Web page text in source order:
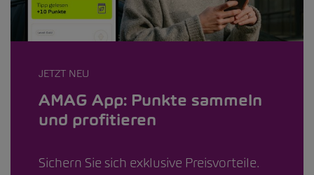
JETZT NEU
AMAG App: Punkte sammeln
und profitieren
Sichern Sie sich exklusive Preisvorteile.